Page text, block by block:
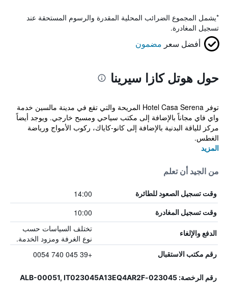
*يشمل المجموع الضرائب المحلية المقدرة والرسوم المستحقة عند
تسجيل المغادرة.
أفضل سعر مضمون
حول هوتل كازا سيرينا
توفر Hotel Casa Serena المريحة والتي تقع في مدينة مالسين خدمة
واي فاي مجاناً بالإضافة إلى مكتب سياحي ومسبح خارجي. ويوجد أيضاً
مركز للياقة البدنية بالإضافة إلى كانو-كاياك، ركوب الأمواج ورياضة
الغطس.
المزيد
من الجيد أن تعلم
وقت تسجيل الصعود للطائرة 14:00
وقت تسجيل المغادرة 10:00
الدفع والإلغاء
تختلف السياسات حسب
نوع الغرفة ومزود الخدمة.
رقم مكتب الاستقبال +39 045 740 0054
رقم الرخصة: 023045-ALB-00051, IT023045A13EQ4AR2F